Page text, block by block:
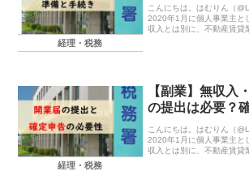
経理・税務
こんにちは。はむりん（
2020年1月に個人事業主と
収入とは別に、不動産賃貸
経理・税務
【副業】無収入
の提出は必要？
こんにちは。はむりん（
2020年1月に個人事業主と
収入とは別に、不動産賃貸